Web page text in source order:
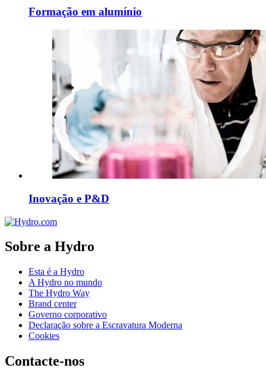
Formação em alumínio
Inovação e P&D
Sobre a Hydro
Esta é a Hydro
A Hydro no mundo
The Hydro Way
Brand center
Governo corporativo
Declaração sobre a Escravatura Moderna
Cookies
Contacte-nos